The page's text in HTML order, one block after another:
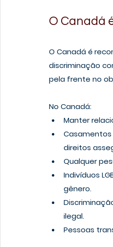
O Canadá
O Canadá é
discriminação
pela frente no
No Canadá:
Manter
direitos
Qualquer
Indivíduos
gênero.
ilegal.
Pessoas